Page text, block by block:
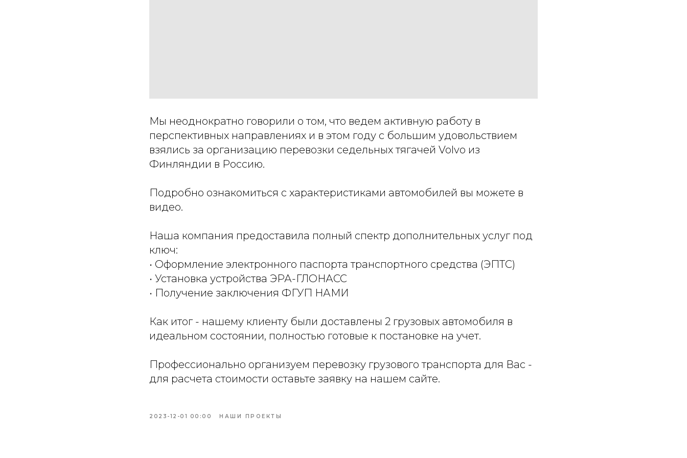
Мы неоднократно говорили о том, что ведем активную работу в
перспективных направлениях и в этом году с большим удовольствием
взялись за организацию перевозки седельных тягачей Volvo из
Финляндии в Россию.
Подробно ознакомиться с характеристиками автомобилей вы можете в
видео.
Наша компания предоставила полный спектр дополнительных услуг под
ключ:
• Оформление электронного паспорта транспортного средства (ЭПТС)
• Установка устройства ЭРА-ГЛОНАСС
• Получение заключения ФГУП НАМИ
Как итог - нашему клиенту были доставлены 2 грузовых автомобиля в
идеальном состоянии, полностью готовые к постановке на учет.
Профессионально организуем перевозку грузового транспорта для Вас -
для расчета стоимости оставьте заявку на нашем сайте.
2023-12-01 00:00 НАШИ ПРОЕКТЫ